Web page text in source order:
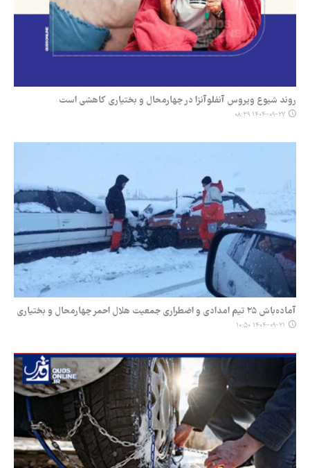
روند شیوع ویروس آنفلوآنزا در چهارمحال و بختیاری کاهشی است
۱۴۰۴-۰۹-۲۷ ۰۸:۳۹
آماده‌باش ۲۵ تیم امدادی و اضطراری جمعیت هلال احمر چهارمحال و بختیاری
۱۴۰۴-۰۹-۲۱ ۱۰:۵۰